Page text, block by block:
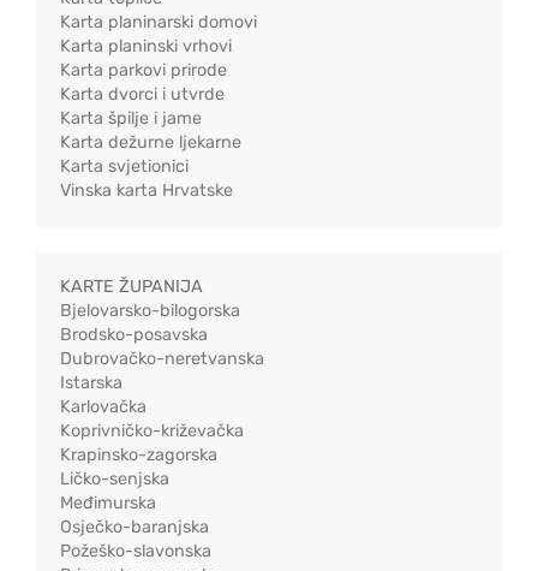
Karta planinarski domovi
Karta planinski vrhovi
Karta parkovi prirode
Karta dvorci i utvrde
Karta špilje i jame
Karta dežurne ljekarne
Karta svjetionici
Vinska karta Hrvatske
KARTE ŽUPANIJA
Bjelovarsko-bilogorska
Brodsko-posavska
Dubrovačko-neretvanska
Istarska
Karlovačka
Koprivničko-križevačka
Krapinsko-zagorska
Ličko-senjska
Međimurska
Osječko-baranjska
Požeško-slavonska